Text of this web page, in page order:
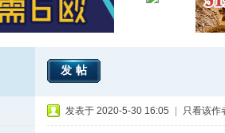
发帖
发表于 2020-5-30 16:05 只看该作